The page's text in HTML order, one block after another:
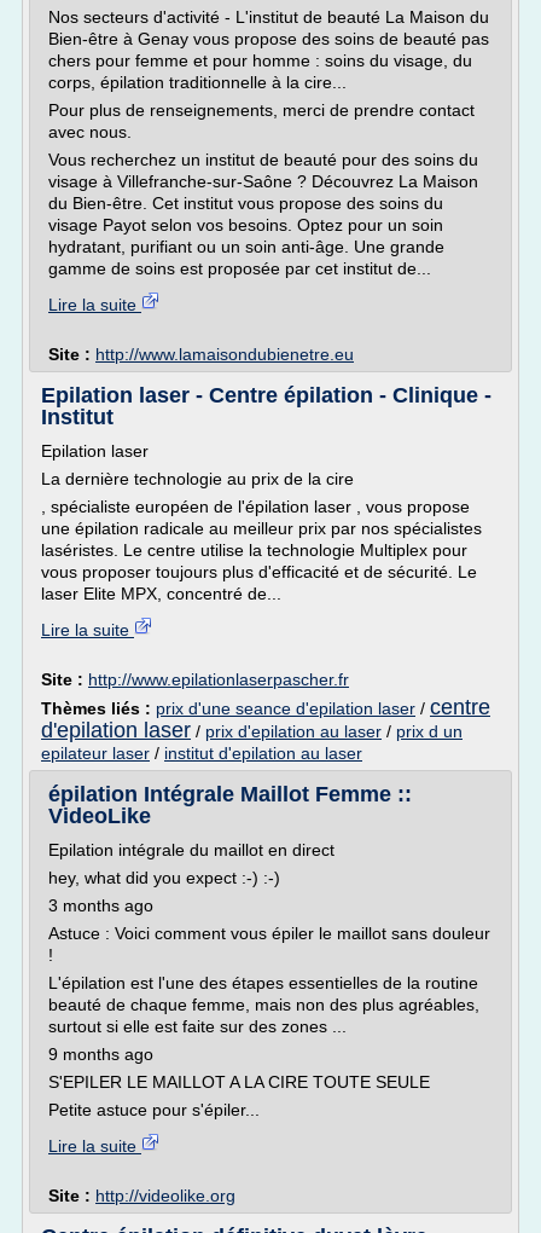
Nos secteurs d'activité - L'institut de beauté La Maison du
Bien-être à Genay vous propose des soins de beauté pas
chers pour femme et pour homme : soins du visage, du
corps, épilation traditionnelle à la cire...
Pour plus de renseignements, merci de prendre contact
avec nous.
Vous recherchez un institut de beauté pour des soins du
visage à Villefranche-sur-Saône ? Découvrez La Maison
du Bien-être. Cet institut vous propose des soins du
visage Payot selon vos besoins. Optez pour un soin
hydratant, purifiant ou un soin anti-âge. Une grande
gamme de soins est proposée par cet institut de...
Lire la suite
Site : http://www.lamaisondubienetre.eu
Epilation laser - Centre épilation - Clinique -
Institut
Epilation laser
La dernière technologie au prix de la cire
, spécialiste européen de l'épilation laser , vous propose
une épilation radicale au meilleur prix par nos spécialistes
laséristes. Le centre utilise la technologie Multiplex pour
vous proposer toujours plus d'efficacité et de sécurité. Le
laser Elite MPX, concentré de...
Lire la suite
Site : http://www.epilationlaserpascher.fr
Thèmes liés : prix d'une seance d'epilation laser / centre
d'epilation laser / prix d'epilation au laser / prix d un
epilateur laser / institut d'epilation au laser
épilation Intégrale Maillot Femme ::
VideoLike
Epilation intégrale du maillot en direct
hey, what did you expect :-) :-)
3 months ago
Astuce : Voici comment vous épiler le maillot sans douleur
!
L'épilation est l'une des étapes essentielles de la routine
beauté de chaque femme, mais non des plus agréables,
surtout si elle est faite sur des zones ...
9 months ago
S'EPILER LE MAILLOT A LA CIRE TOUTE SEULE
Petite astuce pour s'épiler...
Lire la suite
Site : http://videolike.org